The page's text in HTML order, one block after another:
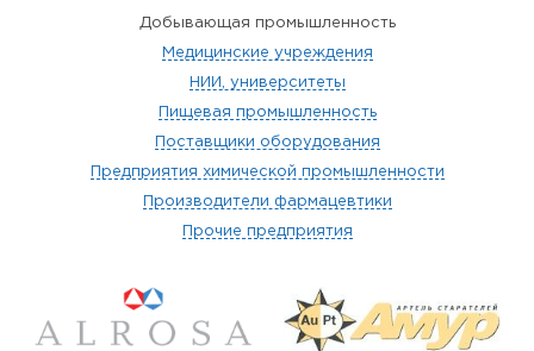
Добывающая промышленность
Медицинские учреждения
НИИ, университеты
Пищевая промышленность
Поставщики оборудования
Предприятия химической промышленности
Производители фармацевтики
Прочие предприятия